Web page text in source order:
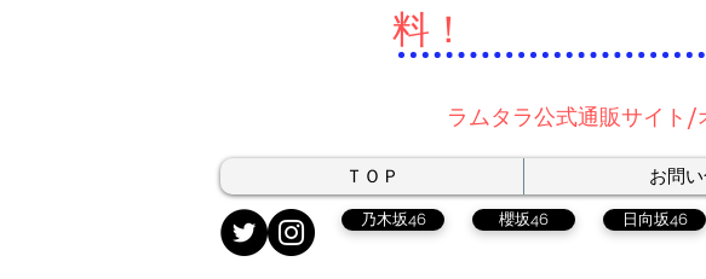
料！
ラムタラ公式通販サイト
乃木坂46 櫻坂46 日向坂46
ＴＯＰ お問